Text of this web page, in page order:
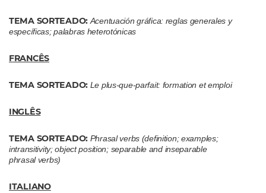
TEMA SORTEADO:Acentuación gráfica: reglas generales y
específicas; palabras heterotónicas
FRANCÊS
TEMA SORTEADO: Le plus-que-parfait: formation et emploi
INGLÊS
TEMA SORTEADO: Phrasal verbs (definition; examples;
intransitivity; object position; separable and inseparable
phrasal verbs)
ITALIANO